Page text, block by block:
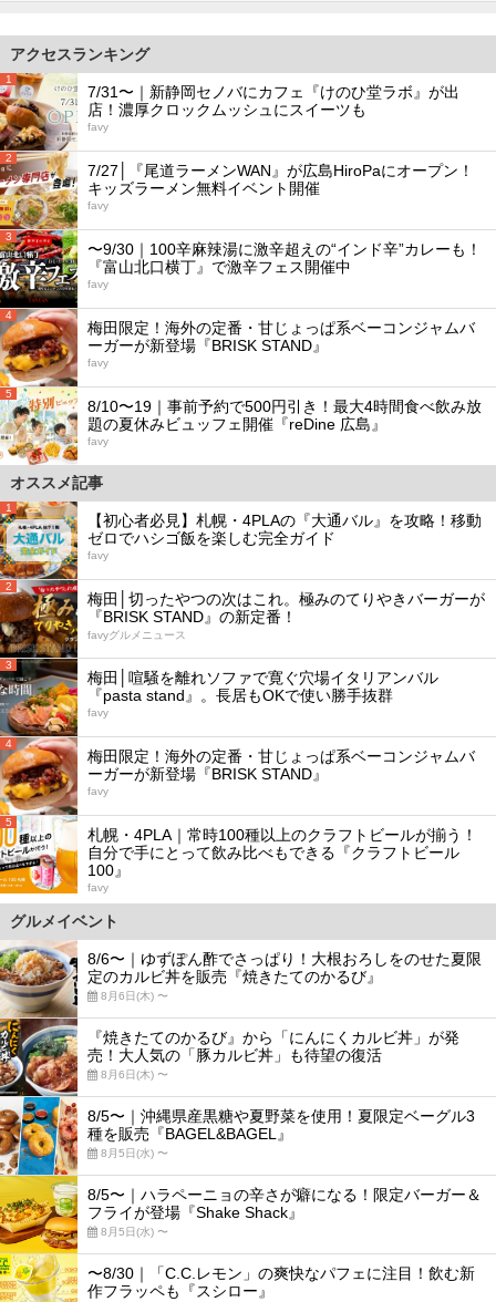
アクセスランキング
1
7/31〜｜新静岡セノバにカフェ『けのひ堂ラボ』が出
店！濃厚クロックムッシュにスイーツも
favy
2
7/27│『尾道ラーメンWAN』が広島HiroPaにオープン！
キッズラーメン無料イベント開催
favy
3
〜9/30｜100辛麻辣湯に激辛超えの“インド辛”カレーも！
『富山北口横丁』で激辛フェス開催中
favy
4
梅田限定！海外の定番・甘じょっぱ系ベーコンジャムバ
ーガーが新登場『BRISK STAND』
favy
5
8/10〜19｜事前予約で500円引き！最大4時間食べ飲み放
題の夏休みビュッフェ開催『reDine 広島』
favy
オススメ記事
1
【初心者必見】札幌・4PLAの『大通バル』を攻略！移動
ゼロでハシゴ飯を楽しむ完全ガイド
favy
2
梅田│切ったやつの次はこれ。極みのてりやきバーガーが
『BRISK STAND』の新定番！
favyグルメニュース
3
梅田│喧騒を離れソファで寛ぐ穴場イタリアンバル
『pasta stand』。長居もOKで使い勝手抜群
favy
4
梅田限定！海外の定番・甘じょっぱ系ベーコンジャムバ
ーガーが新登場『BRISK STAND』
favy
5
札幌・4PLA｜常時100種以上のクラフトビールが揃う！
自分で手にとって飲み比べもできる『クラフトビール
100』
favy
グルメイベント
8/6〜｜ゆずぽん酢でさっぱり！大根おろしをのせた夏限
定のカルビ丼を販売『焼きたてのかるび』
8月6日(木) 〜
『焼きたてのかるび』から「にんにくカルビ丼」が発
売！大人気の「豚カルビ丼」も待望の復活
8月6日(木) 〜
8/5〜｜沖縄県産黒糖や夏野菜を使用！夏限定ベーグル3
種を販売『BAGEL&BAGEL』
8月5日(水) 〜
8/5〜｜ハラペーニョの辛さが癖になる！限定バーガー＆
フライが登場『Shake Shack』
8月5日(水) 〜
〜8/30｜「C.C.レモン」の爽快なパフェに注目！飲む新
作フラッペも『スシロー』